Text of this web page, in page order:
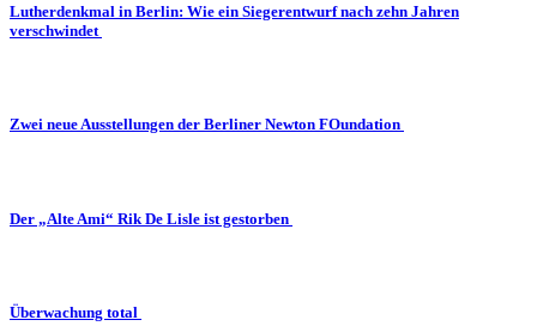
Lutherdenkmal in Berlin: Wie ein Siegerentwurf nach zehn Jahren
verschwindet
Zwei neue Ausstellungen der Berliner Newton FOundation
Der „Alte Ami“ Rik De Lisle ist gestorben
Überwachung total